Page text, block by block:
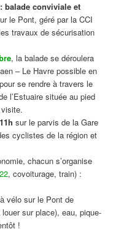
balade conviviale et
le Pont, géré par la CCI
travaux de sécurisation
, la balade se déroulera
– Le Havre possible en
se rendre à travers le
l’Estuaire située au pied
sur le parvis de la Gare
cyclistes de la région et
chacun s’organise
, covoiturage, train) :
vélo sur le Pont de
sur place), eau, pique-
!